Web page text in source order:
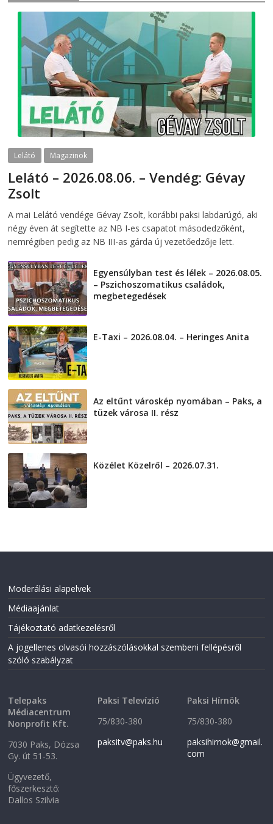
Lelátó Magazinok
Lelátó – 2026.08.06. – Vendég: Gévay
Zsolt
A mai Lelátó vendége Gévay Zsolt, korábbi paksi labdarúgó, aki
négy éven át segítette az NB I-es csapatot másodedzőként,
nemrégiben pedig az NB III-as gárda új vezetőedzője lett.
Egyensúlyban test és lélek – 2026.08.05.
– Pszichoszomatikus családok,
megbetegedések
E-Taxi – 2026.08.04. – Heringes Anita
Az eltűnt városkép nyomában – Paks, a
tüzek városa II. rész
Közélet Közelről – 2026.07.31.
Moderálási alapelvek
Médiaajánlat
Tájékoztató adatkezelésről
A jogellenes olvasói hozzászólásokkal szembeni fellépésről
szóló szabályzat
Telepaks
Médiacentrum
Nonprofit Kft.
7030 Paks, Dózsa
Gy. út 51-53.
Ügyvezető,
főszerkesztő:
Dallos Szilvia
Paksi Televízió
75/830-380
paksitv@paks.hu
Paksi Hírnök
75/830-380
paksihirnok@gmail.
com